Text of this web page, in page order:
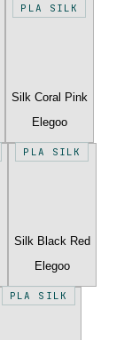
PLA SILK
Silk Coral Pink
Elegoo
PLA SILK
Silk Black Red
Elegoo
PLA SILK